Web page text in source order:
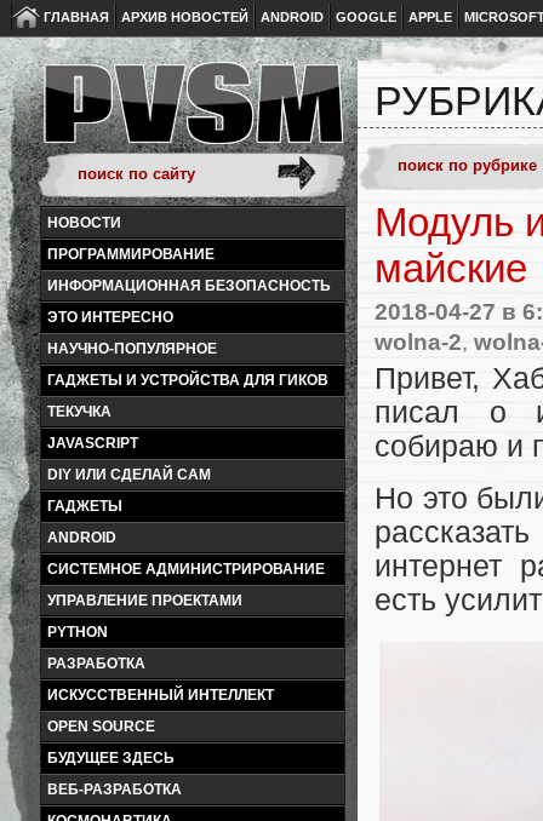
ГЛАВНАЯ АРХИВ НОВОСТЕЙ ANDROID GOOGLE APPLE
НОВОСТИ
ПРОГРАММИРОВАНИЕ
ИНФОРМАЦИОННАЯ БЕЗОПАСНОСТЬ
ЭТО ИНТЕРЕСНО
НАУЧНО-ПОПУЛЯРНОЕ
ГАДЖЕТЫ И УСТРОЙСТВА ДЛЯ ГИКОВ
ТЕКУЧКА
JAVASCRIPT
DIY ИЛИ СДЕЛАЙ САМ
ГАДЖЕТЫ
ANDROID
СИСТЕМНОЕ АДМИНИСТРИРОВАНИЕ
УПРАВЛЕНИЕ ПРОЕКТАМИ
PYTHON
РАЗРАБОТКА
ИСКУССТВЕННЫЙ ИНТЕЛЛЕКТ
OPEN SOURCE
БУДУЩЕЕ ЗДЕСЬ
ВЕБ-РАЗРАБОТКА
Модуль
майские
2018-04-27 в
wolna-2,
Привет,
писал о
собираю и
Но это
интернет
есть